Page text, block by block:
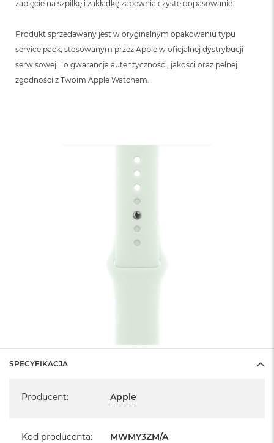
zapięcie na szpilkę i zakładkę zapewnia czyste dopasowanie.
Produkt sprzedawany jest w oryginalnym opakowaniu typu
service pack, stosowanym przez Apple w oficjalnej dystrybucji
serwisowej. To gwarancja autentyczności, jakości oraz pełnej
zgodności z Twoim Apple Watchem.
SPECYFIKACJA
Producent: Apple
Kod producenta: MWMY3ZM/A